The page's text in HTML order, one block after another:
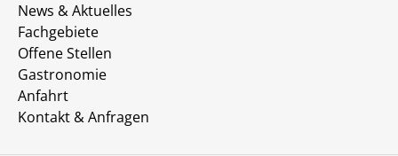
News & Aktuelles
Fachgebiete
Offene Stellen
Gastronomie
Anfahrt
Kontakt & Anfragen